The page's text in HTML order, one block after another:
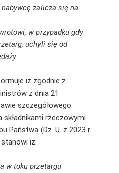
zalicza się na
w przypadku gdy
uchyli się od
iż zgodnie z
z dnia 21
szczegółowego
rzeczowymi
Państwa (Dz. U. z 2023 r.
iż:
w toku przetargu